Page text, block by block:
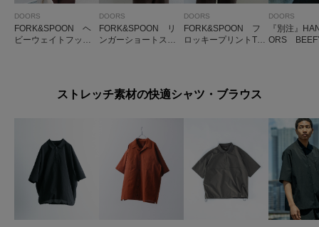
DOORS
FORK&SPOON ヘ
ビーウェイトフット
DOORS
FORK&SPOON リ
ンガーショートスリ
DOORS
FORK&SPOON フ
ロッキープリントTシ
DOORS
『別注』
ORS
ストレッチ素材の快適シャツ・ブラウス